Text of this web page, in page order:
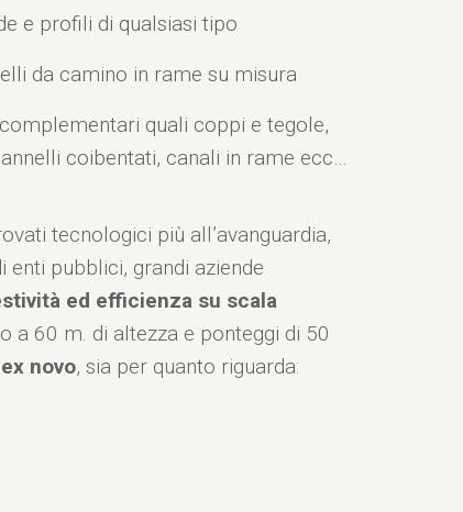
e profili di qualsiasi tipo
da camino in rame su misura
quali coppi e tegole,
coibentati, canali in rame ecc…
tecnologici più all’avanguardia,
enti pubblici, grandi aziende
ed efficienza su scala
a 60 m. di altezza e ponteggi di 50
novo, sia per quanto riguarda: